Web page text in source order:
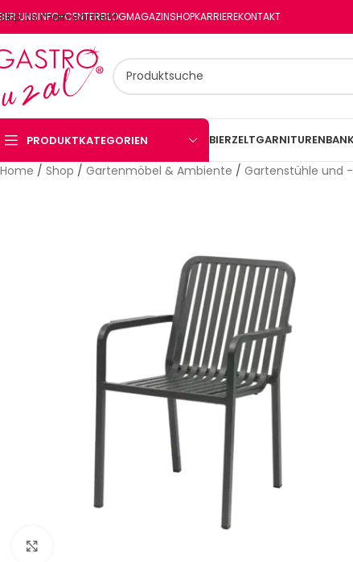
Skip to main content
UNSINFO-CENTERBLOGMAGAZINSHOPKARRIEREKONTAKT
PRODUKTKATEGORIEN BIERZELTGARNITUREN
Home / Shop / Gartenmöbel & Ambiente / Gartenstühle und